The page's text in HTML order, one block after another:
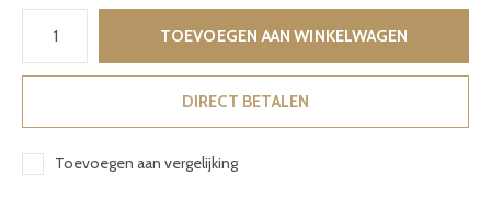
TOEVOEGEN AAN WINKELWAGEN
DIRECT BETALEN
Toevoegen aan vergelijking